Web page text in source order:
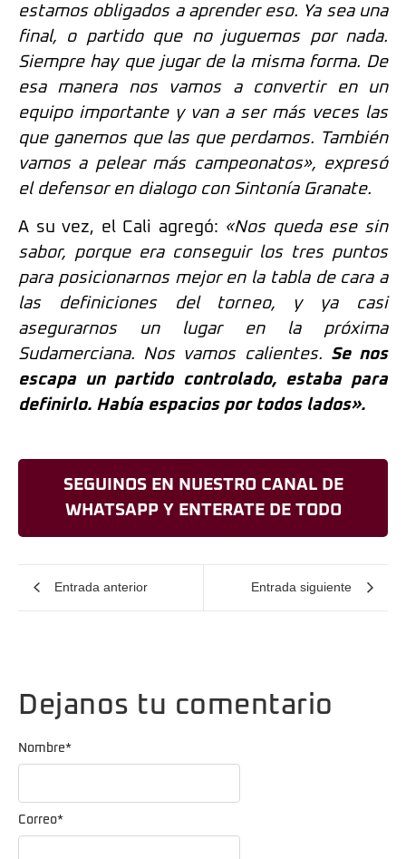
estamos obligados a aprender eso. Ya sea una
final, o partido que no juguemos por nada.
Siempre hay que jugar de la misma forma. De
esa manera nos vamos a convertir en un
equipo importante y van a ser más veces las
que ganemos que las que perdamos. También
vamos a pelear más campeonatos», expresó
el defensor en dialogo con Sintonía Granate.
A su vez, el Cali agregó: «Nos queda ese sin
sabor, porque era conseguir los tres puntos
para posicionarnos mejor en la tabla de cara a
las definiciones del torneo, y ya casi
asegurarnos un lugar en la próxima
Sudamerciana. Nos vamos calientes. Se nos
escapa un partido controlado, estaba para
definirlo. Había espacios por todos lados».
SEGUINOS EN NUESTRO CANAL DE
WHATSAPP Y ENTERATE DE TODO
Entrada anterior Entrada siguiente
Dejanos tu comentario
Nombre*
Correo*